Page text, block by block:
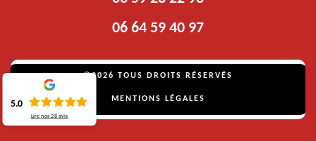
06 64 59 40 97
©2026 TOUS DROITS RÉSERVÉS
MENTIONS LÉGALES
5.0
Lire nos28 avis